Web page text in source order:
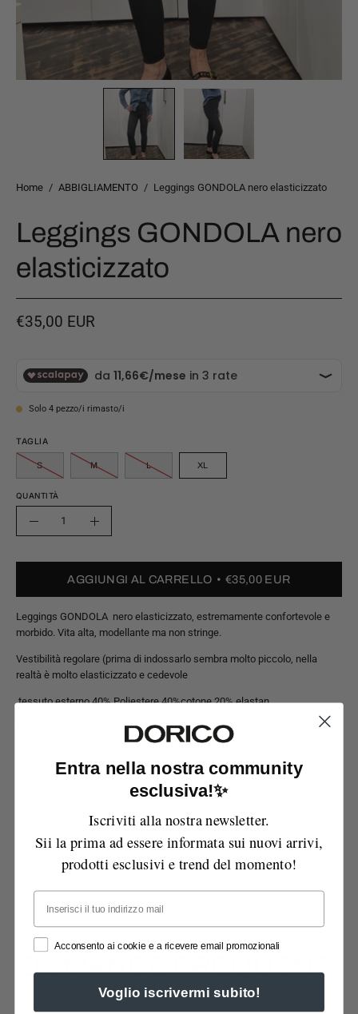
Home / ABBIGLIAMENTO / Leggings GONDOLA nero elasticizzato
Leggings GONDOLA nero
elasticizzato
€35,00 EUR
Solo 4 pezzo/i rimasto/i
TAGLIA
S M L XL
QUANTITÀ
Quantità
Aumenta
AGGIUNGI AL CARRELLO €35,00 EUR
Leggings GONDOLA nero elasticizzato, estremamente confortevole e
morbido. Vita alta, modellante ma non stringe.
Vestibilità regolare (prima di indossarlo sembra molto piccolo, nella
realtà è molto elasticizzato e cedevole
tessuto esterno 40% Poliestere 40%cotone 20% elastan
Tessuto interno 80% poliammide 20% elastan
Ritiro disponibile pressoVia Manzoni
Visualizza le informazioni sul negozio
Possibilità di reso entro 14 giorni
DOMANDE FREQUENTI
Entra nella nostra community
esclusiva!✨
Iscriviti alla nostra newsletter.
Sii la prima ad essere informata sui nuovi arrivi,
prodotti esclusivi e trend del momento!
Email
Acconsento ai cookie e a ricevere email promozionali
Voglio iscrivermi subito!